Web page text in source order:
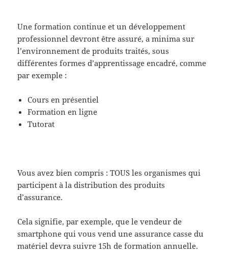
Une formation continue et un développement
professionnel devront être assuré, a minima sur
l’environnement de produits traités, sous
différentes formes d’apprentissage encadré, comme
par exemple :
Cours en présentiel
Formation en ligne
Tutorat
Vous avez bien compris : TOUS les organismes qui
participent à la distribution des produits
d’assurance.
Cela signifie, par exemple, que le vendeur de
smartphone qui vous vend une assurance casse du
matériel devra suivre 15h de formation annuelle.